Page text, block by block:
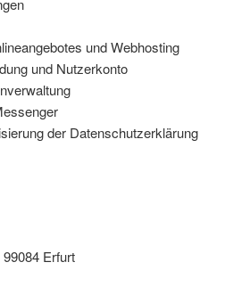
und Webhosting
und Nutzerkonto
der Datenschutzerklärung
Erfurt